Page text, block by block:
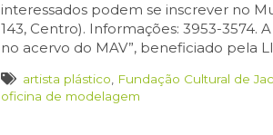
interessados podem se inscrever no
143, Centro). Informações: 3953-
no acervo do MAV”, beneficiado pela
artista plástico Fundação Cultural de
oficina de modelagem